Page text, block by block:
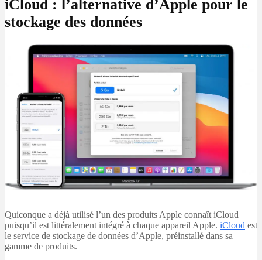
iCloud : l’alternative d’Apple pour le
stockage des données
Quiconque a déjà utilisé l’un des produits Apple connaît iCloud
puisqu’il est littéralement intégré à chaque appareil Apple. iCloud est
le service de stockage de données d’Apple, préinstallé dans sa
gamme de produits.